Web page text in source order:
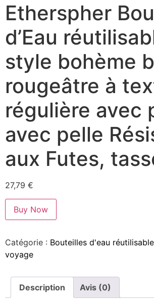
Etherspher
d’Eau
style bohème
rougeâtre à
régulière avec
avec pelle
aux Futes,
27,79 €
Buy Now
Catégorie : Bouteilles d'eau
voyage
Description Avis (0)